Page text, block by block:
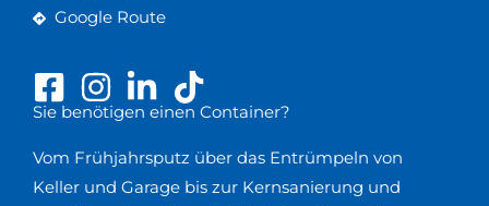
Google Route
Sie benötigen einen Container?
Vom Frühjahrsputz über das Entrümpeln von
Keller und Garage bis zur Kernsanierung und